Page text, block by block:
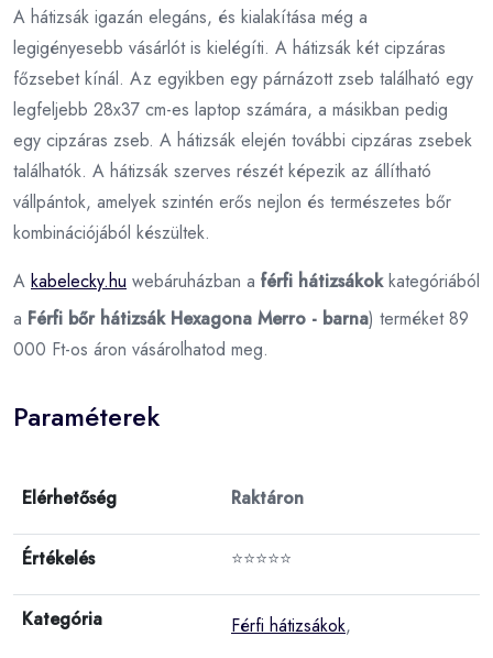
A hátizsák igazán elegáns, és kialakítása még a
legigényesebb vásárlót is kielégíti. A hátizsák két cipzáras
főzsebet kínál. Az egyikben egy párnázott zseb található egy
legfeljebb 28x37 cm-es laptop számára, a másikban pedig
egy cipzáras zseb. A hátizsák elején további cipzáras zsebek
találhatók. A hátizsák szerves részét képezik az állítható
vállpántok, amelyek szintén erős nejlon és természetes bőr
kombinációjából készültek.
A kabelecky.hu webáruházban a férfi hátizsákokkategóriából
a Férfi bőr hátizsák Hexagona Merro - barna) terméket 89
000 Ft-os áron vásárolhatod meg.
Paraméterek
Elérhetőség Raktáron
Értékelés ⭐⭐⭐⭐⭐
Kategória Férfi hátizsákok,